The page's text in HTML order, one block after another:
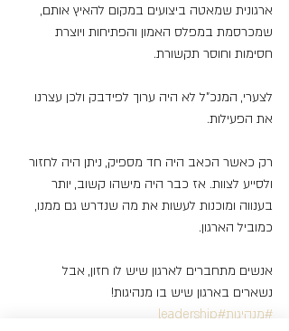
ארגונית שמאטה ביצועים במקום להאיץ אותם,
שמכרסמת במפלס האמון והפתיחות ויוצרת
חסימות וחוסר תקשורת.
לצערי, המנכ"ל לא היה ערוך לפידבק ולכן עצרנו
את הפעילות.
רק כאשר הכאב היה חד מספיק, ניתן היה לחזור
ולסייע לצוות. אז כבר היה מישהו קשוב, יותר
בענווה ומוכנות לעשות את מה שנדרש גם ממנו,
כמוביל הארגון.
אנשים מתחברים לארגון שיש לו חזון, אבל
נשארים בארגון שיש בו מנהיגות!
#מנהיגות#leadership